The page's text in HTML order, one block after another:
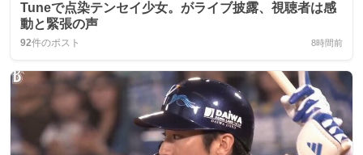
Tuneで点染テンセイ少女。がライブ披露、視聴者は感
動と緊張の声
92件のポスト 8時間前